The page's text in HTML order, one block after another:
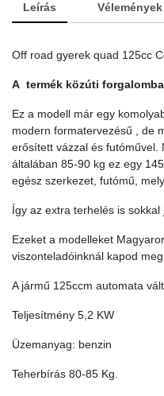
quantity
Leírás Vélemények
Off road gyerek quad 125cc
A termék közúti
Ez a modell már egy
modern formatervezésű , de
erősített vázzal és futóművel.
általában 85-90 kg ez egy
egész szerkezet, futómű,
Így az extra terhelés is sokkal
Ezeket a modelleket
viszonteladóinknál kapod meg.
A jármű 125ccm automata
Teljesítmény 5,2 KW
Üzemanyag: benzin
Teherbírás 80-85 Kg.